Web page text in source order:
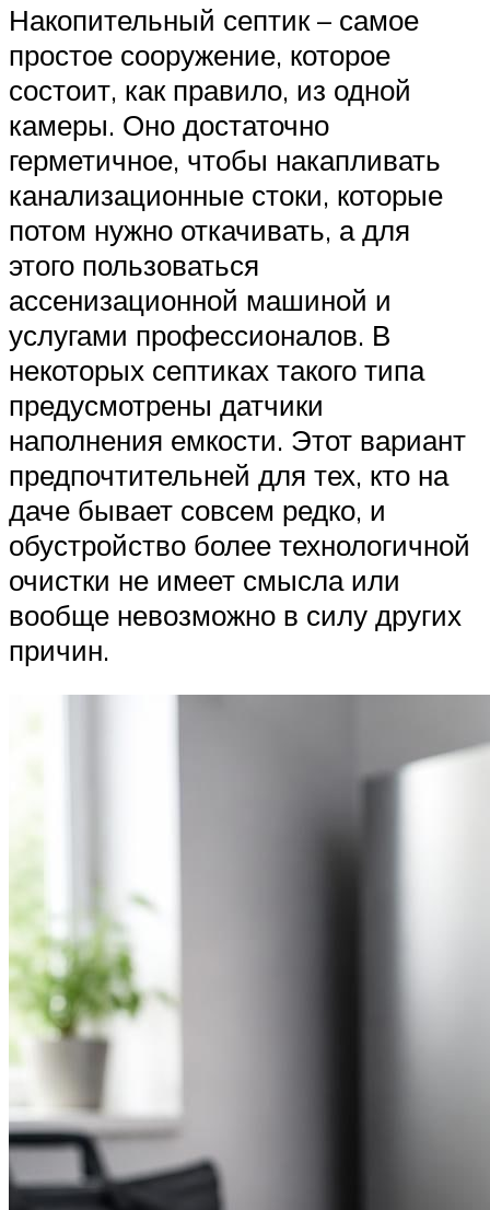
Накопительный септик – самое
простое сооружение, которое
состоит, как правило, из одной
камеры. Оно достаточно
герметичное, чтобы накапливать
канализационные стоки, которые
потом нужно откачивать, а для
этого пользоваться
ассенизационной машиной и
услугами профессионалов. В
некоторых септиках такого типа
предусмотрены датчики
наполнения емкости. Этот вариант
предпочтительней для тех, кто на
даче бывает совсем редко, и
обустройство более технологичной
очистки не имеет смысла или
вообще невозможно в силу других
причин.